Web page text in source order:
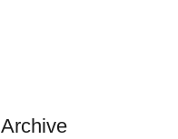
Archive